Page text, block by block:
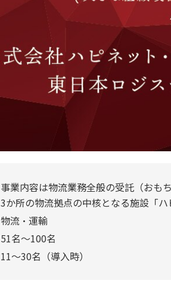
事業内容は物流業務全般の受託（おも
3か所の物流拠点の中核となる施設「
物流・運輸
51名～100名
11～30名（導入時）